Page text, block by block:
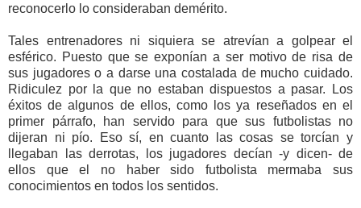
reconocerlo lo consideraban demérito.
Tales entrenadores ni siquiera se atrevían a golpear el
esférico. Puesto que se exponían a ser motivo de risa de
sus jugadores o a darse una costalada de mucho cuidado.
Ridiculez por la que no estaban dispuestos a pasar. Los
éxitos de algunos de ellos, como los ya reseñados en el
primer párrafo, han servido para que sus futbolistas no
dijeran ni pío. Eso sí, en cuanto las cosas se torcían y
llegaban las derrotas, los jugadores decían -y dicen- de
ellos que el no haber sido futbolista mermaba sus
conocimientos en todos los sentidos.